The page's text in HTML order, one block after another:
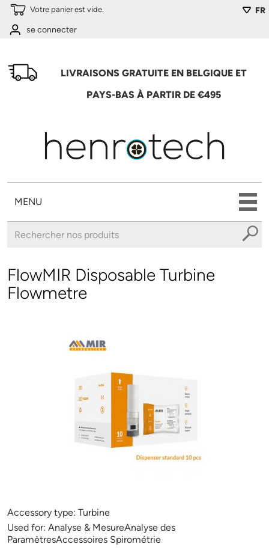
Aller au contenu principal FR
Votre panier est vide.
se connecter
LIVRAISONS GRATUITE EN BELGIQUE ET
PAYS-BAS À PARTIR DE €495
MENU
FlowMIR Disposable Turbine
Flowmetre
Accessory type: Turbine
Used for: Analyse & MesureAnalyse des
ParamètresAccessoires Spirométrie